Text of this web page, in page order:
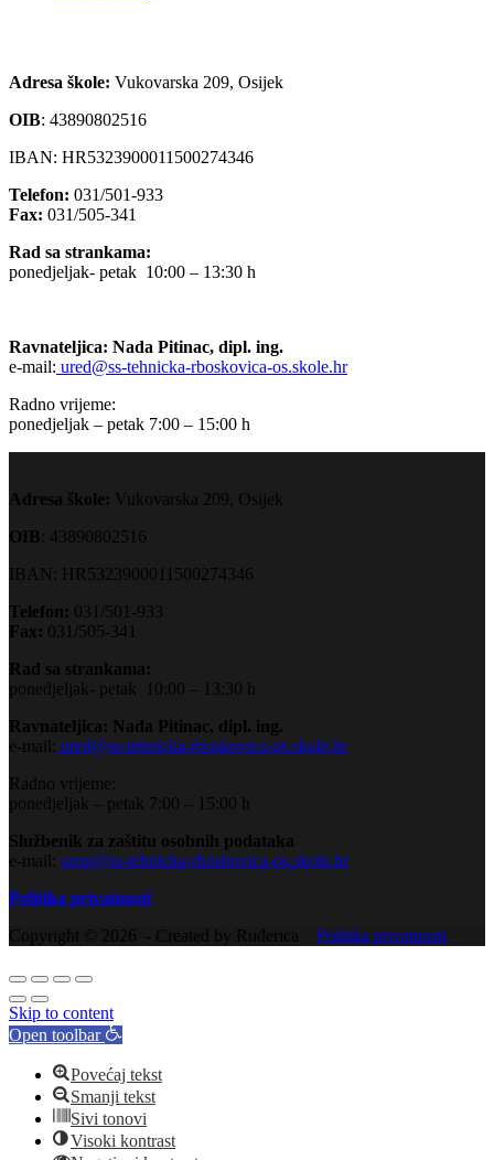
Adresa škole: Vukovarska 209, Osijek
OIB: 43890802516
IBAN: HR5323900011500274346
Telefon: 031/501-933
Fax: 031/505-341
Rad sa strankama:
ponedjeljak- petak 10:00 – 13:30 h
Ravnateljica: Nada Pitinac, dipl. ing.
e-mail: ured@ss-tehnicka-rboskovica-os.skole.hr
Radno vrijeme:
ponedjeljak – petak 7:00 – 15:00 h
Adresa škole: Vukovarska 209, Osijek
OIB: 43890802516
IBAN: HR5323900011500274346
Telefon: 031/501-933
Fax: 031/505-341
Rad sa strankama:
ponedjeljak- petak 10:00 – 13:30 h
Ravnateljica: Nada Pitinac, dipl. ing.
e-mail: ured@ss-tehnicka-rboskovica-os.skole.hr
Radno vrijeme:
ponedjeljak – petak 7:00 – 15:00 h
Službenik za zaštitu osobnih podataka
e-mail: szop@ss-tehnicka-rboskovica-os.skole.hr
Politika privatnosti
Copyright © 2026 - Created by Ruđerica Politika privatnosti
Skip to content
Open toolbar
Povećaj tekst
Smanji tekst
Sivi tonovi
Visoki kontrast